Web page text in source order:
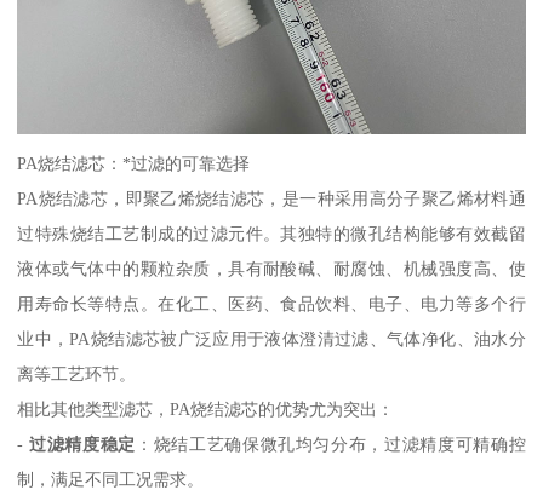
PA烧结滤芯：*过滤的可靠选择
PA烧结滤芯，即聚乙烯烧结滤芯，是一种采用高分子聚乙烯材料通
过特殊烧结工艺制成的过滤元件。其独特的微孔结构能够有效截留
液体或气体中的颗粒杂质，具有耐酸碱、耐腐蚀、机械强度高、使
用寿命长等特点。在化工、医药、食品饮料、电子、电力等多个行
业中，PA烧结滤芯被广泛应用于液体澄清过滤、气体净化、油水分
离等工艺环节。
相比其他类型滤芯，PA烧结滤芯的优势尤为突出：
- 过滤精度稳定 ：烧结工艺确保微孔均匀分布，过滤精度可精确控
制，满足不同工况需求。